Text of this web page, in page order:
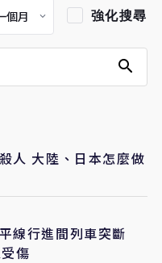
強化搜尋
防捷運隨機殺人 大陸、日本怎麼做
線行進間列車突斷
傷